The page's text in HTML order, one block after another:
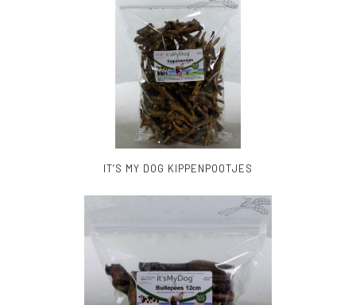
IT’S MY DOG KIPPENPOOTJES